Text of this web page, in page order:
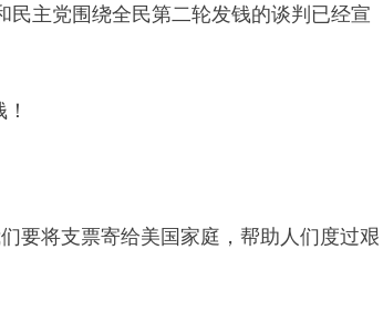
主党围绕全民第二轮发钱的谈判已经宣
要将支票寄给美国家庭，帮助人们度过艰